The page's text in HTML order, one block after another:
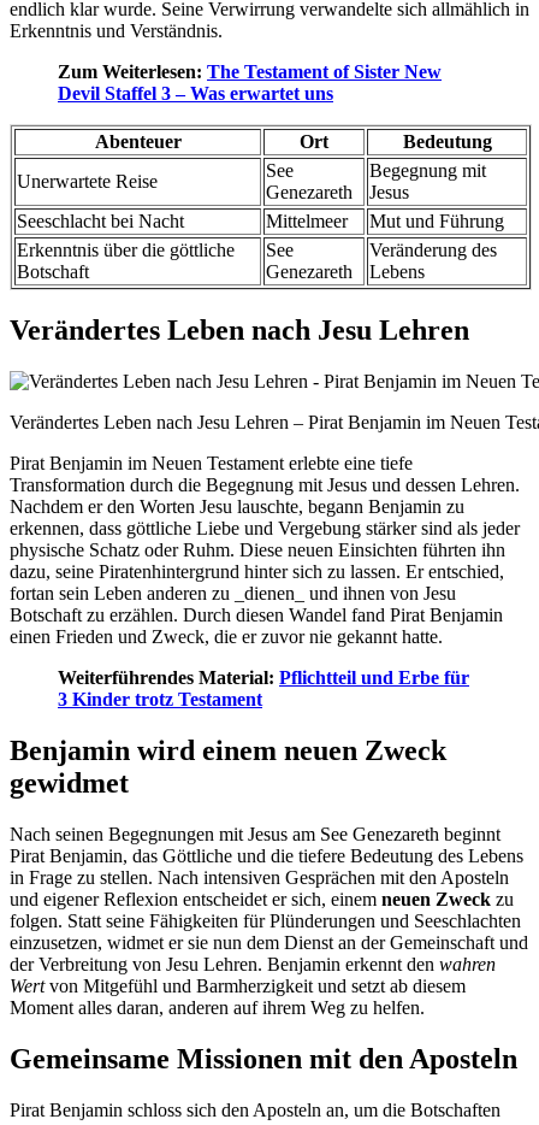
endlich klar wurde. Seine Verwirrung verwandelte sich allmählich in
Erkenntnis und Verständnis.
Zum Weiterlesen: The Testament of Sister New
Devil Staffel 3 – Was erwartet uns
Abenteuer Ort
Bedeutung
Unerwartete Reise
See
Genezareth
Begegnung mit
Jesus
Seeschlacht bei Nacht
Mittelmeer
Mut und Führung
Erkenntnis über die göttliche
Botschaft
See
Genezareth
Veränderung des
Lebens
Verändertes Leben nach Jesu Lehren
Verändertes Leben nach Jesu Lehren – Pirat Benjamin im Neuen
Pirat Benjamin im Neuen Testament erlebte eine tiefe
Transformation durch die Begegnung mit Jesus und dessen Lehren.
Nachdem er den Worten Jesu lauschte, begann Benjamin zu
erkennen, dass göttliche Liebe und Vergebung stärker sind als jeder
physische Schatz oder Ruhm. Diese neuen Einsichten führten ihn
dazu, seine Piratenhintergrund hinter sich zu lassen. Er entschied,
fortan sein Leben anderen zu _dienen_ und ihnen von Jesu
Botschaft zu erzählen. Durch diesen Wandel fand Pirat Benjamin
einen Frieden und Zweck, die er zuvor nie gekannt hatte.
Weiterführendes Material: Pflichtteil und Erbe für
3 Kinder trotz Testament
Benjamin wird einem neuen Zweck
gewidmet
Nach seinen Begegnungen mit Jesus am See Genezareth beginnt
Pirat Benjamin, das Göttliche und die tiefere Bedeutung des Lebens
in Frage zu stellen. Nach intensiven Gesprächen mit den Aposteln
und eigener Reflexion entscheidet er sich, einem neuen Zweck zu
folgen. Statt seine Fähigkeiten für Plünderungen und Seeschlachten
einzusetzen, widmet er sie nun dem Dienst an der Gemeinschaft und
der Verbreitung von Jesu Lehren. Benjamin erkennt den wahren
Wertvon Mitgefühl und Barmherzigkeit und setzt ab diesem
Moment alles daran, anderen auf ihrem Weg zu helfen.
Gemeinsame Missionen mit den Aposteln
Pirat Benjamin schloss sich den Aposteln an, um die Botschaften